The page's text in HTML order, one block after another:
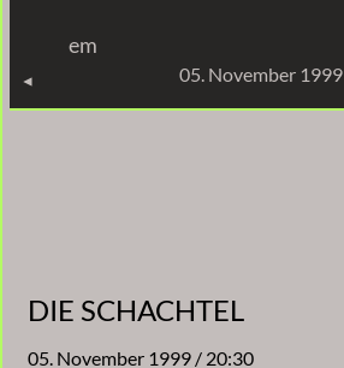
springen
em
05. November 1999
DIE SCHACHTEL
05. November 1999 / 20:30